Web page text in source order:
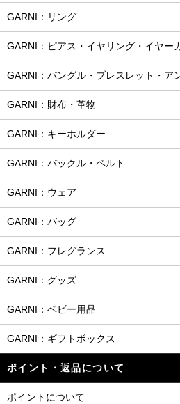
GARNI：リング
GARNI：ピアス・イヤリング・イヤー
GARNI：バングル・ブレスレット・ア
GARNI：財布・革物
GARNI：キーホルダー
GARNI：バックル・ベルト
GARNI：ウェア
GARNI：バッグ
GARNI：フレグランス
GARNI：グッズ
GARNI：ベビー用品
GARNI：ギフトボックス
ポイント・返品について
ポイントについて